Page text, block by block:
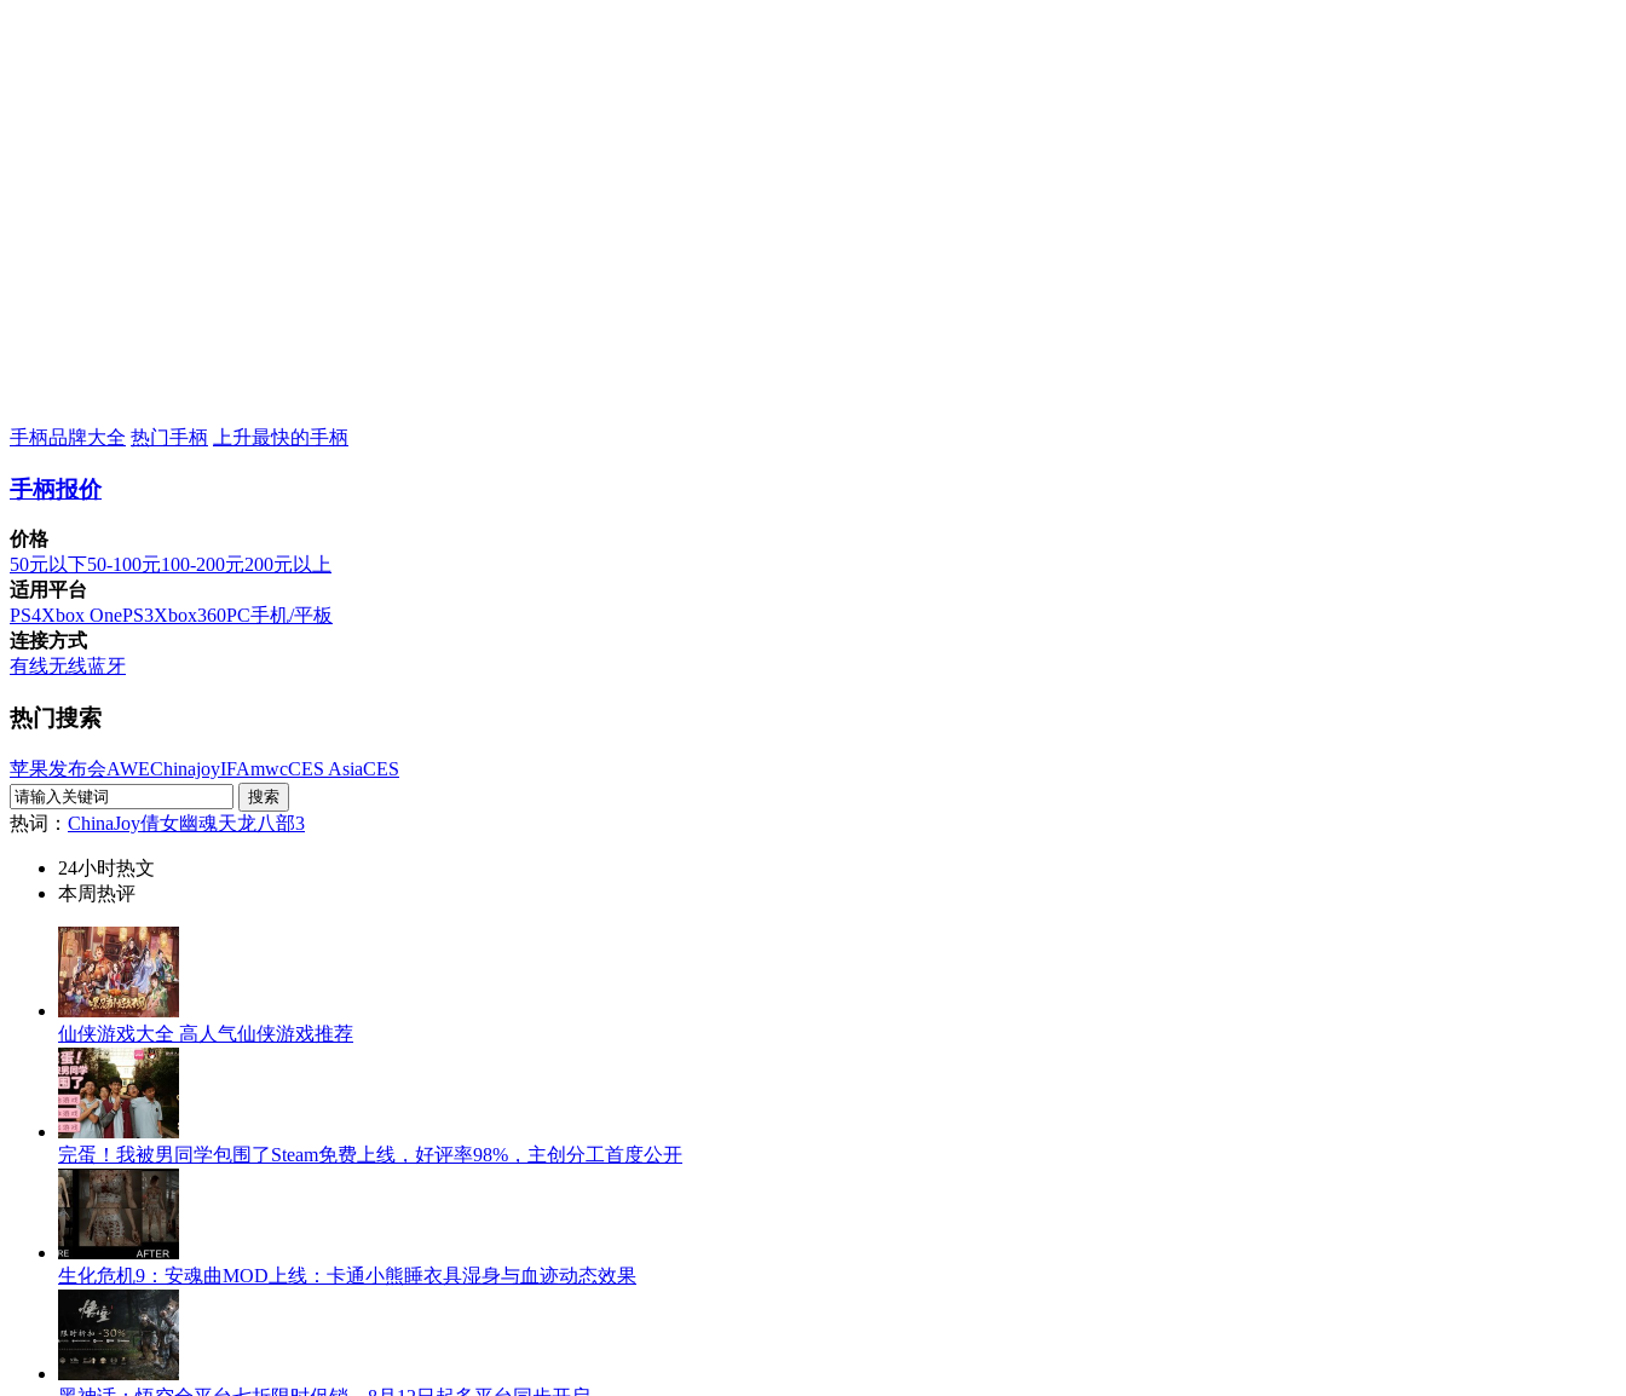
手柄品牌大全 热门手柄 上升最快的手柄
手柄报价
价格
50元以下50-100元100-200元200元以上
适用平台
PS4Xbox OnePS3Xbox360PC手机/平板
连接方式
有线无线蓝牙
热门搜索
苹果发布会AWEChinajoyIFAmwcCES AsiaCES
热词： ChinaJoy倩女幽魂天龙八部3
24小时热文
本周热评
仙侠游戏大全 高人气仙侠游戏推荐
完蛋！我被男同学包围了Steam免费上线，好评率98%，主创分工首度公开
生化危机9：安魂曲MOD上线：卡通小熊睡衣具湿身与血迹动态效果